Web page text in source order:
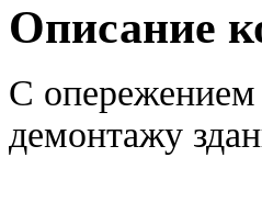
Описание
С
демонтажу